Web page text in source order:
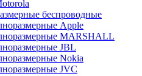
беспроводные
Apple
MARSHALL
JBL
Nokia
JVC